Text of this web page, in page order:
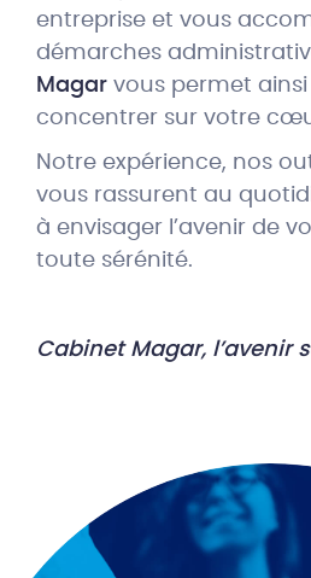
entreprise et vous
démarches
Magar vous permet
concentrer sur votre
Notre expérience, nos
vous rassurent au
à envisager l’avenir de
toute sérénité.
Cabinet Magar, l’avenir